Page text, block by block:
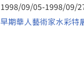
1998/09/05-1998/09/
早期華人藝術家水彩特